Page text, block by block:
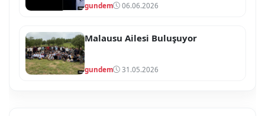
gundem 06.06.2026
Malausu Ailesi Buluşuyor
gundem 31.05.2026